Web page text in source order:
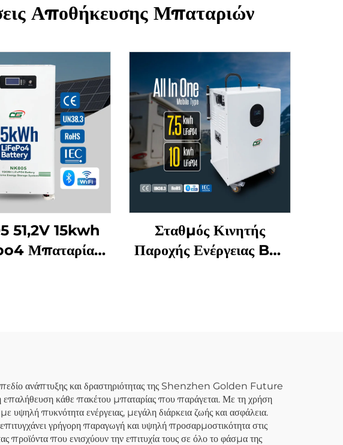
Αποθήκευσης Μπαταριών
51,2V 15kwh
Μπαταρία
Σταθμός Κινητής
Παροχής Ενέργειας BH-
ανάπτυξης και δραστηριότητας της Shenzhen Golden Future
κάθε πακέτου μπαταρίας που παράγεται. Με τη χρήση
υψηλή πυκνότητα ενέργειας, μεγάλη διάρκεια ζωής και ασφάλεια.
γρήγορη παραγωγή και υψηλή προσαρμοστικότητα στις
που ενισχύουν την επιτυχία τους σε όλο το φάσμα της